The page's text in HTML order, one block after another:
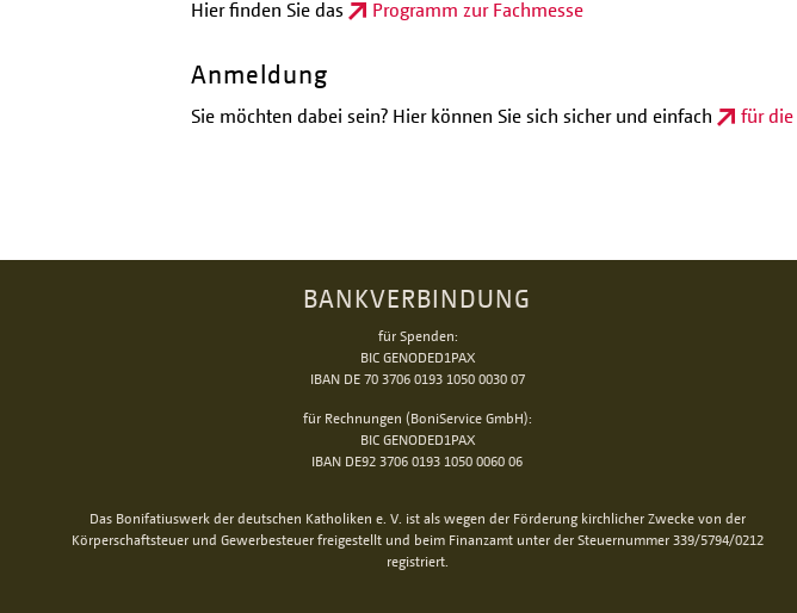
Hier finden Sie das Programm zur Fachmesse
Anmeldung
Sie möchten dabei sein? Hier können Sie sich sicher und einfach für die
BANKVERBINDUNG
für Spenden:
BIC GENODED1PAX
IBAN DE 70 3706 0193 1050 0030 07
für Rechnungen (BoniService GmbH):
BIC GENODED1PAX
IBAN DE92 3706 0193 1050 0060 06
Das Bonifatiuswerk der deutschen Katholiken e. V. ist als wegen der Förderung kirchlicher Zwecke von der
Körperschaftsteuer und Gewerbesteuer freigestellt und beim Finanzamt unter der Steuernummer 339/5794/0212
registriert.